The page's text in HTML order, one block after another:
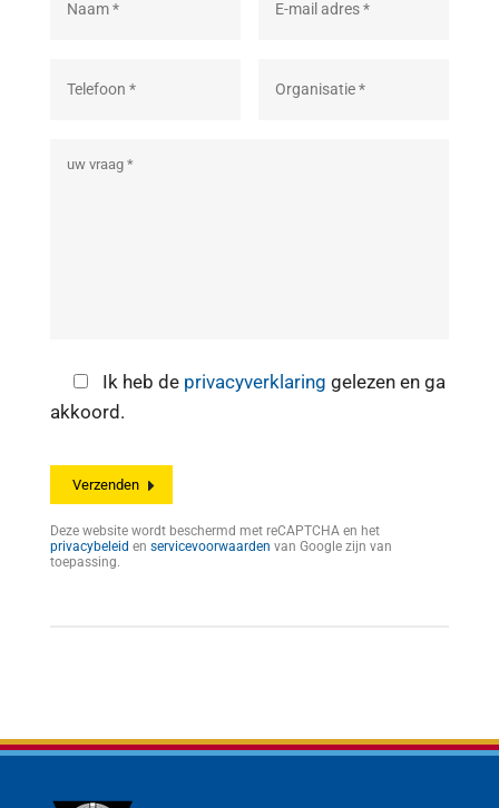
Ik heb de privacyverklaring gelezen en ga
akkoord.
Deze website wordt beschermd met reCAPTCHA en het
privacybeleid en servicevoorwaarden van Google zijn van
toepassing.